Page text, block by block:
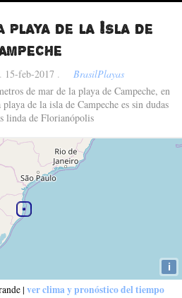
playa de la Isla de
. 15-feb-2017 .
BrasilPlayas
de mar de la playa de Campeche, en
de la isla de Campeche es sin dudas
linda de Florianópolis
i
| ver clima y pronóstico del tiempo
Florianópolis